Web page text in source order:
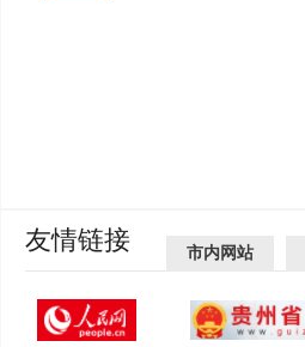
友情链接 市内网站